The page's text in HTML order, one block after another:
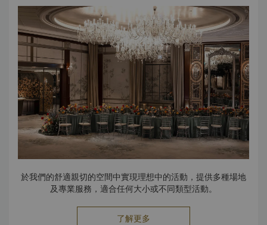
於我們的舒適親切的空間中實現理想中的活動，提供多種場地
及專業服務，適合任何大小或不同類型活動。
了解更多